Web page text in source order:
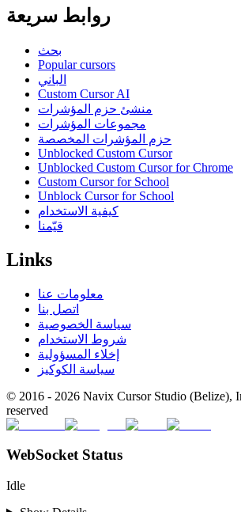
روابط سريعة
بحث
Popular cursors
الباني
Custom Cursor AI
منشئ حزم المؤشرات
مجموعات المؤشرات
حزم المؤشرات المخصصة
Unblocked Custom Cursor
Unblocked Custom Cursor for Chrome
Custom Cursor for School
Unblock Cursor for School
كيفية الاستخدام
قيّمنا
Links
معلومات عنا
اتصل بنا
سياسة الخصوصية
شروط الاستخدام
إخلاء المسؤولية
سياسة الكوكيز
© 2016 - 2026 Navix Cursor Studio (Belize),
reserved
WebSocket Status
Idle